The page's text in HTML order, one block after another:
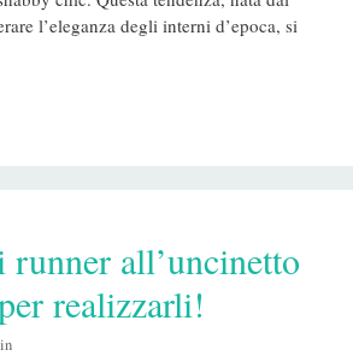
l’eleganza degli interni d’epoca, si
all’uncinetto
realizzarli!